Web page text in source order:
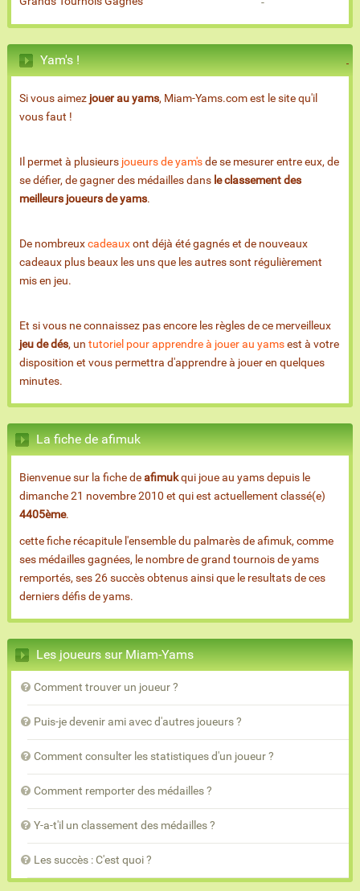
-
Yam's !
Si vous aimez jouer au yams, Miam-Yams.com est le site qu'il
vous faut !
Il permet à plusieurs joueurs de yam'sde se mesurer entre eux, de
se défier, de gagner des médailles dans le classement des
meilleurs joueurs de yams.
De nombreuxcadeauxont déjà été gagnés et de nouveaux
cadeaux plus beaux les uns que les autres sont régulièrement
mis en jeu.
Et si vous ne connaissez pas encore les règles de ce merveilleux
jeu de dés, un tutoriel pour apprendre à jouer au yamsest à votre
disposition et vous permettra d'apprendre à jouer en quelques
minutes.
La fiche de afimuk
Bienvenue sur la fiche deafimukqui joue au yams depuis le
dimanche 21 novembre 2010 et qui est actuellement classé(e)
4405ème.
cette fiche récapitule l'ensemble du palmarès de afimuk, comme
ses médailles gagnées, le nombre de grand tournois de yams
remportés, ses 26 succès obtenus ainsi que le resultats de ces
derniers défis de yams.
Les joueurs sur Miam-Yams
Comment trouver un joueur ?
Puis-je devenir ami avec d'autres joueurs ?
Comment consulter les statistiques d'un joueur ?
Comment remporter des médailles ?
Y-a-t'il un classement des médailles ?
Les succès : C'est quoi ?